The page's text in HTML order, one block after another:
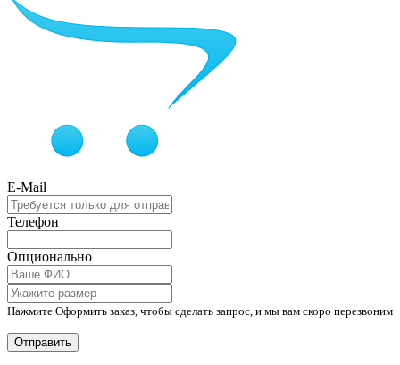
E-Mail
Телефон
Опционально
Нажмите Оформить заказ, чтобы сделать запрос, и мы вам скоро перезвоним
Отправить